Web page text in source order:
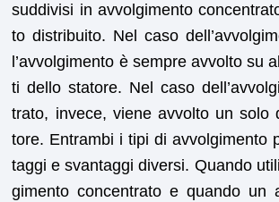
sud­di­visi in avvol­gi­men­to
to dis­tribuito. Nel caso
l’avvol­gi­men­to è sem­pre avvolto su
ti del­lo sta­tore. Nel caso
tra­to, invece, viene avvolto un
tore. Entram­bi i tipi di avvol­gi­men­to
tag­gi e svan­tag­gi diver­si. Quan­do
gi­men­to con­cen­tra­to e quan­do un